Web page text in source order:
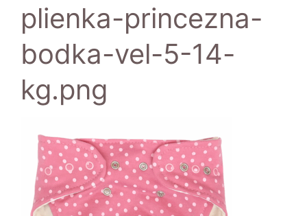
plienka-princezna-
bodka-vel-5-14-
kg.png